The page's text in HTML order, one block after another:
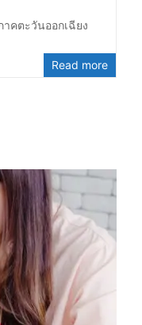
คตะวันออกเฉียง
Read more